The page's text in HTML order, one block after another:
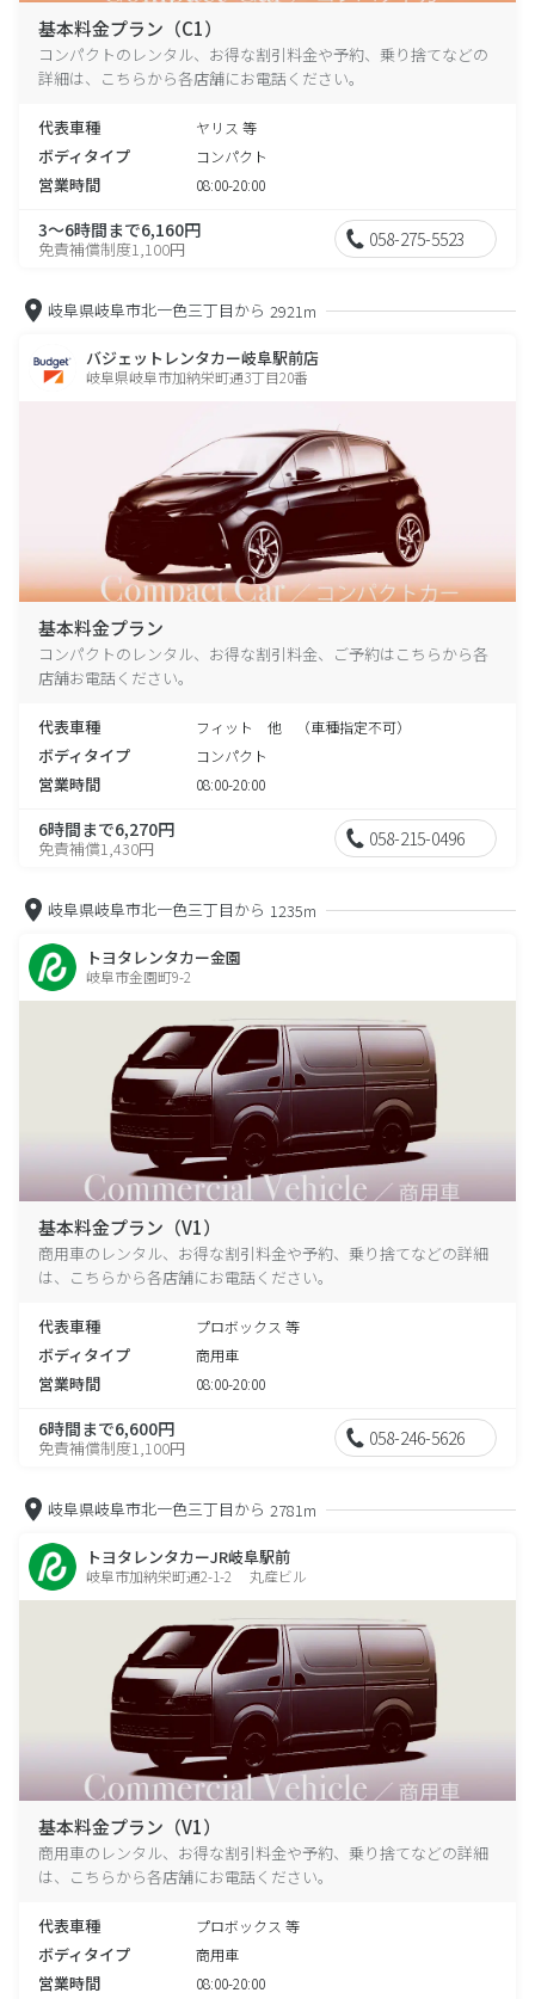
基本料金プラン（C1）
コンパクトのレンタル、お得な割引料金や予約、乗り捨てなどの
詳細は、こちらから各店舗にお電話ください。
代表車種 ヤリス 等
ボディタイプ コンパクト
営業時間 08:00-20:00
3～6時間まで6,160円
免責補償制度1,100円 058-275-5523
岐阜県岐阜市北一色三丁目から 2921m
バジェットレンタカー岐阜駅前店
岐阜県岐阜市加納栄町通3丁目20番
基本料金プラン
コンパクトのレンタル、お得な割引料金、ご予約はこちらから各
店舗お電話ください。
代表車種 フィット 他 （車種指定不可）
ボディタイプ コンパクト
営業時間 08:00-20:00
6時間まで6,270円
免責補償1,430円 058-215-0496
岐阜県岐阜市北一色三丁目から 1235m
トヨタレンタカー金園
岐阜市金園町9-2
基本料金プラン（V1）
商用車のレンタル、お得な割引料金や予約、乗り捨てなどの詳細
は、こちらから各店舗にお電話ください。
代表車種 プロボックス 等
ボディタイプ 商用車
営業時間 08:00-20:00
6時間まで6,600円
免責補償制度1,100円 058-246-5626
岐阜県岐阜市北一色三丁目から 2781m
トヨタレンタカーJR岐阜駅前
岐阜市加納栄町通2-1-2 丸産ビル
基本料金プラン（V1）
商用車のレンタル、お得な割引料金や予約、乗り捨てなどの詳細
は、こちらから各店舗にお電話ください。
代表車種 プロボックス 等
ボディタイプ 商用車
営業時間 08:00-20:00